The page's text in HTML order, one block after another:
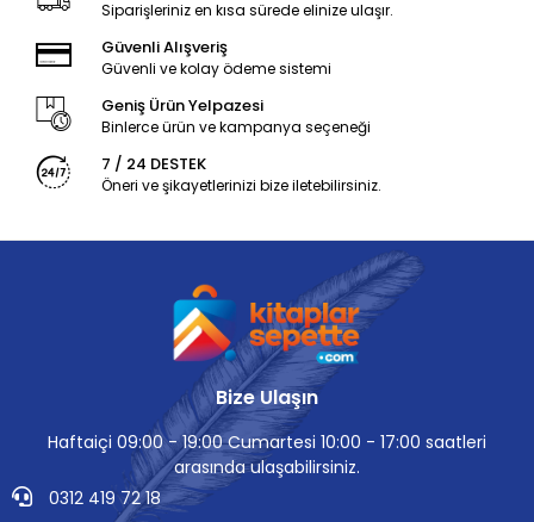
Siparişleriniz en kısa sürede elinize ulaşır.
Güvenli Alışveriş
Güvenli ve kolay ödeme sistemi
Geniş Ürün Yelpazesi
Binlerce ürün ve kampanya seçeneği
7 / 24 DESTEK
Öneri ve şikayetlerinizi bize iletebilirsiniz.
Bize Ulaşın
Haftaiçi 09:00 - 19:00 Cumartesi 10:00 - 17:00 saatleri
arasında ulaşabilirsiniz.
0312 419 72 18